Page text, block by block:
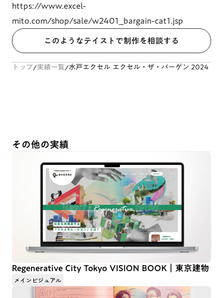
https://www.excel-
mito.com/shop/sale/w2401_bargain-cat1.jsp
このようなテイストで制作を相談する
トップ/実績一覧/水戸エクセル エクセル・ザ・バーゲン 2024
その他の実績
Regenerative City Tokyo VISION BOOK｜東京建物
メインビジュアル